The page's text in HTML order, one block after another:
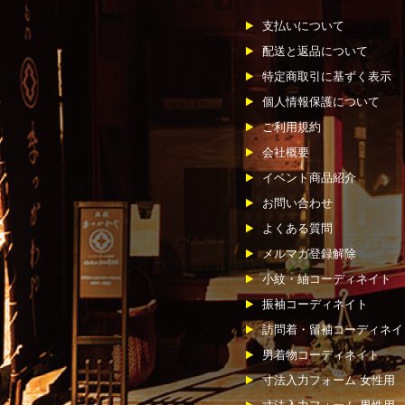
支払いについて
配送と返品について
特定商取引に基ずく表示
個人情報保護について
ご利用規約
会社概要
イベント商品紹介
お問い合わせ
よくある質問
メルマガ登録解除
小紋・紬コーディネイト
振袖コーディネイト
訪問着・留袖コーディネ
男着物コーディネイト
寸法入力フォーム 女性用